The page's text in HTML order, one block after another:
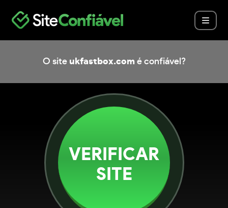
O site ukfastbox.com é confiável?
VERIFICAR
SITE